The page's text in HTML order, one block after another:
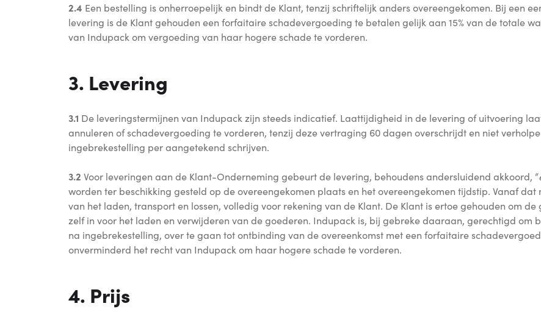
2.4 Een bestelling is onherroepelijk en bindt de Klant, tenzij schriftelijk anders overeengekomen. Bij een
levering is de Klant gehouden een forfaitaire schadevergoeding te betalen gelijk aan 15% van de totale
van Indupack om vergoeding van haar hogere schade te vorderen.
3. Levering
3.1 De leveringstermijnen van Indupack zijn steeds indicatief. Laattijdigheid in de levering of uitvoering
annuleren of schadevergoeding te vorderen, tenzij deze vertraging 60 dagen overschrijdt en niet
ingebrekestelling per aangetekend schrijven.
3.2 Voor leveringen aan de Klant-Onderneming gebeurt de levering, behoudens andersluidend akkoord, “
worden ter beschikking gesteld op de overeengekomen plaats en het overeengekomen tijdstip. Vanaf dat
van het laden, transport en lossen, volledig voor rekening van de Klant. De Klant is ertoe gehouden om
zelf in voor het laden en verwijderen van de goederen. Indupack is, bij gebreke daaraan, gerechtigd om
na ingebrekestelling, over te gaan tot ontbinding van de overeenkomst met een forfaitaire
onverminderd het recht van Indupack om haar hogere schade te vorderen.
4. Prijs